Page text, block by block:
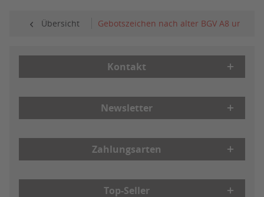
Übersicht Gebotszeichen nach alter BGV A8 und
Kontakt
Newsletter
Zahlungsarten
Top-Seller